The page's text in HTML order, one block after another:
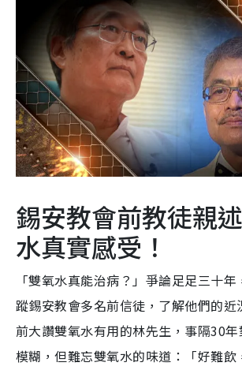
錫安教會前教徒親
水真實感受！
「雙氧水真能治病？」爭論足足三十
蹤錫安教會多名前信徒，了解他們的近
前大讚雙氧水有用的林先生，事隔30
模糊，但難忘雙氧水的味道：「好難